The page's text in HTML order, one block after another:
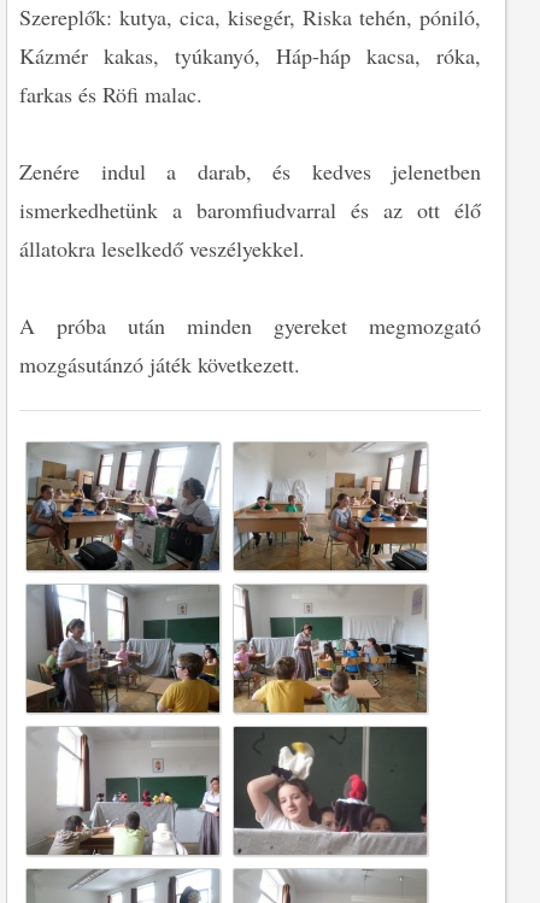
Szereplők: kutya, cica, kisegér, Riska tehén, póniló,
Kázmér kakas, tyúkanyó, Háp-háp kacsa, róka,
farkas és Röfi malac.
Zenére indul a darab, és kedves jelenetben
ismerkedhetünk a baromfiudvarral és az ott élő
állatokra leselkedő veszélyekkel.
A próba után minden gyereket megmozgató
mozgásutánzó játék következett.